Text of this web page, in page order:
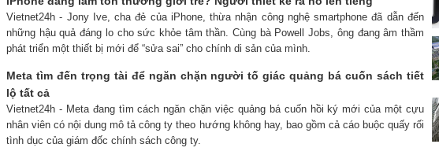
Vietnet24h - Jony Ive, cha đẻ của iPhone, thừa nhận công nghệ smartphone đã dẫn đến
những hậu quả đáng lo cho sức khỏe tâm thần. Cùng bà Powell Jobs, ông đang âm thầm
phát triển một thiết bị mới để “sửa sai” cho chính di sản của mình.
Meta tìm đến trọng tài để ngăn chặn người tố giác quảng bá cuốn sách tiết
lộ tất cả
Vietnet24h - Meta đang tìm cách ngăn chặn việc quảng bá cuốn hồi ký mới của một cựu
nhân viên có nội dung mô tả công ty theo hướng không hay, bao gồm cả cáo buộc quấy rối
tình dục của giám đốc chính sách công ty.